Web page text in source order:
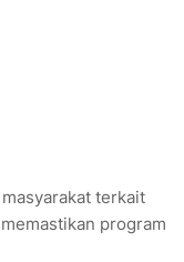
terkait
program